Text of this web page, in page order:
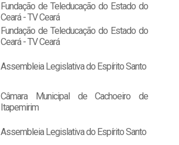
Fundação de Teleducação do Estado do
Ceará - TV Ceará
Fundação de Teleducação do Estado do
Ceará - TV Ceará
Assembleia Legislativa do Espírito Santo
Câmara Municipal de Cachoeiro de
Itapemirim
Assembleia Legislativa do Espírito Santo